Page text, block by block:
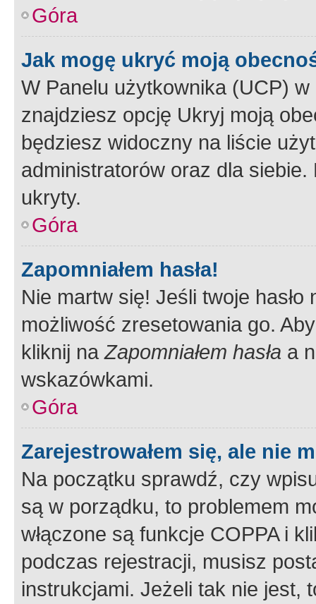
Góra
Jak mogę ukryć moją
W Panelu użytkownika (UCP) w
znajdziesz opcję Ukryj moją
będziesz widoczny na liście
administratorów oraz dla
ukryty.
Góra
Zapomniałem hasła!
Nie martw się! Jeśli twoje
możliwość zresetowania go.
kliknij naZapomniałem hasła a
wskazówkami.
Góra
Zarejestrowałem się, ale nie
Na początku sprawdź, czy
są w porządku, to problemem
włączone są funkcje COPPA i
podczas rejestracji, musisz
instrukcjami. Jeżeli tak nie jest,